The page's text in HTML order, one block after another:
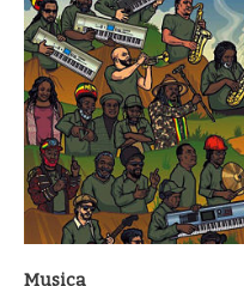
Musica